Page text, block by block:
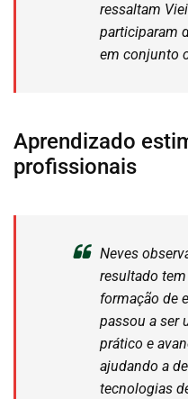
ressaltam
participaram
em conjunto
Aprendizado
profissionais
Neves
resultado
formação de
passou a ser
prático e
ajudando a
tecnologias